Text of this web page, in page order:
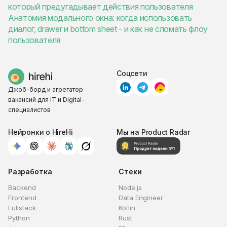
который предугадывает действия пользователя
Анатомия модального окна: когда использовать
диалог, drawer и bottom sheet - и как не сломать флоу
пользователя
Джоб-борд и агрегатор
вакансий для IT и Digital-
специалистов
Соцсети
Нейронки о HireHi Мы на Product Radar
Разработка
Backend
Frontend
Fullstack
Python
Стеки
Node.js
Data Engineer
Kotlin
Rust